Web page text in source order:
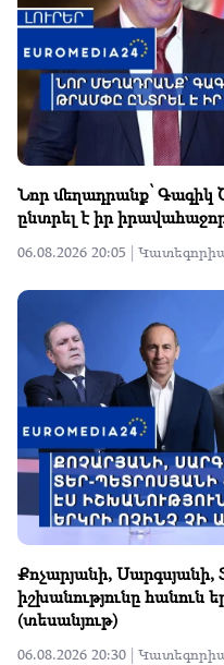
Նոր մեղադրանք՝
ընտրել է իր
06.08.2026 20:05 |
Քոչարյանի, Սարգսյանի,
իշխանությունը հանուն
(տեսանյութ)
06.08.2026 20:30 |